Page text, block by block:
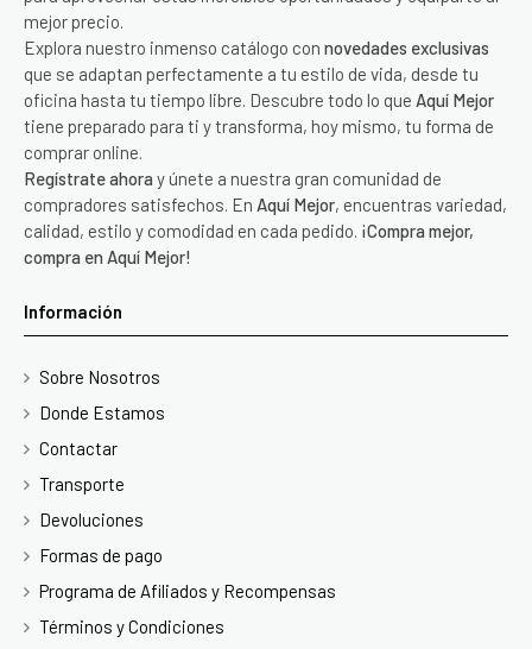
mejor precio.
Explora nuestro inmenso catálogo con novedades exclusivas
que se adaptan perfectamente a tu estilo de vida, desde tu
oficina hasta tu tiempo libre. Descubre todo lo que Aquí Mejor
tiene preparado para ti y transforma, hoy mismo, tu forma de
comprar online.
Regístrate ahora y únete a nuestra gran comunidad de
compradores satisfechos. En Aquí Mejor, encuentras variedad,
calidad, estilo y comodidad en cada pedido. ¡Compra mejor,
compra en Aquí Mejor!
Información
Sobre Nosotros
Donde Estamos
Contactar
Transporte
Devoluciones
Formas de pago
Programa de Afiliados y Recompensas
Términos y Condiciones